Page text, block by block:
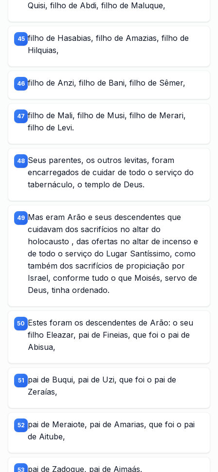
Quisi, filho de Abdi, filho de Maluque,
45 filho de Hasabias, filho de Amazias, filho de
Hilquias,
46 filho de Anzi, filho de Bani, filho de Sêmer,
47 filho de Mali, filho de Musi, filho de Merari,
filho de Levi.
48 Seus parentes, os outros levitas, foram
encarregados de cuidar de todo o serviço do
tabernáculo, o templo de Deus.
49 Mas eram Arão e seus descendentes que
cuidavam dos sacrifícios no altar do
holocausto , das ofertas no altar de incenso e
de todo o serviço do Lugar Santíssimo, como
também dos sacrifícios de propiciação por
Israel, conforme tudo o que Moisés, servo de
Deus, tinha ordenado.
50 Estes foram os descendentes de Arão: o seu
filho Eleazar, pai de Fineias, que foi o pai de
Abisua,
51 pai de Buqui, pai de Uzi, que foi o pai de
Zeraías,
52 pai de Meraiote, pai de Amarias, que foi o pai
de Aitube,
53 pai de Zadoque, pai de Aimaás.